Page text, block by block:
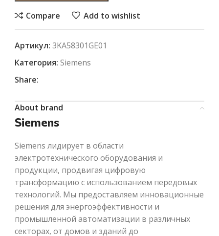
Compare Add to wishlist
Артикул: 3KA58301GE01
Категория: Siemens
Share:
About brand
Siemens
Siemens лидирует в области
электротехнического оборудования и
продукции, продвигая цифровую
трансформацию с использованием передовых
технологий. Мы предоставляем инновационные
решения для энергоэффективности и
промышленной автоматизации в различных
секторах, от домов и зданий до